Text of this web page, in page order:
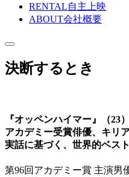
RENTAL自主上映
ABOUT会社概要
決断するとき
『オッペンハイマー』（23
アカデミー受賞俳優、キリ
実話に基づく、世界的ベス
第96回アカデミー賞 主演男